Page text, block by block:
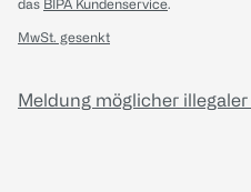
das BIPA Kundenservice.
MwSt. gesenkt
Meldung möglicher